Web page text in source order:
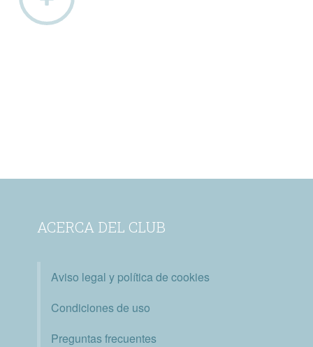
ACERCA DEL CLUB
Aviso legal y política de cookies
Condiciones de uso
Preguntas frecuentes